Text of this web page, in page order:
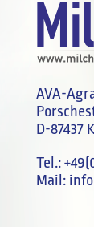
AVA-
D-87437
Tel.:
Mail: